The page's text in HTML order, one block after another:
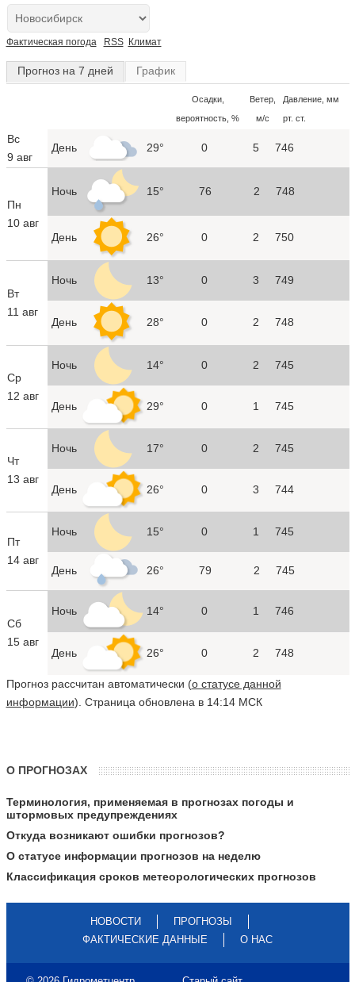
Фактическая погода RSS Климат
Прогноз на 7 дней График
Осадки,
вероятность, %
Ветер,
м/с
Давление, мм
рт. ст.
Вс
9 авг
День 29° 0 5 746
Пн
10 авг
Ночь 15° 76 2 748
День 26° 0 2 750
Вт
11 авг
Ночь 13° 0 3 749
День 28° 0 2 748
Ср
12 авг
Ночь 14° 0 2 745
День 29° 0 1 745
Чт
13 авг
Ночь 17° 0 2 745
День 26° 0 3 744
Пт
14 авг
Ночь 15° 0 1 745
День 26° 79 2 745
Сб
15 авг
Ночь 14° 0 1 746
День 26° 0 2 748
Прогноз рассчитан автоматически (о статусе данной
информации). Страница обновлена в 14:14 МСК
О ПРОГНОЗАХ
Терминология, применяемая в прогнозах погоды и
штормовых предупреждениях
Откуда возникают ошибки прогнозов?
О статусе информации прогнозов на неделю
Классификация сроков метеорологических прогнозов
НОВОСТИ
ПРОГНОЗЫ
ФАКТИЧЕСКИЕ ДАННЫЕ
О НАС